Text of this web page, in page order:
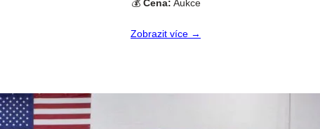
💰 Cena: Aukce
Zobrazit více →